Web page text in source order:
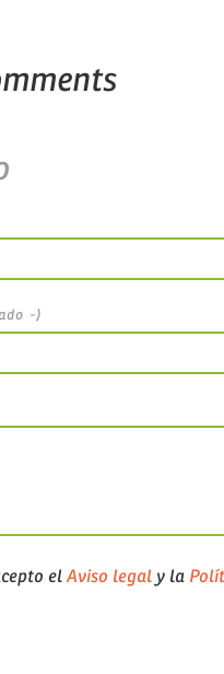
-)
el Aviso legaly la